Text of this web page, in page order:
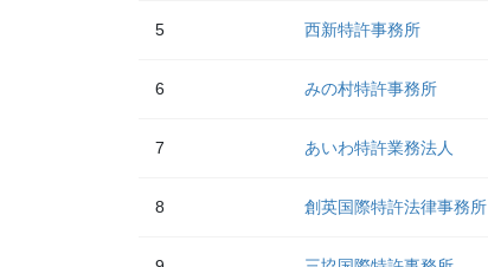
5 西新特許事務所
6 みの村特許事務所
7 あいわ特許業務法人
8 創英国際特許法律事務所